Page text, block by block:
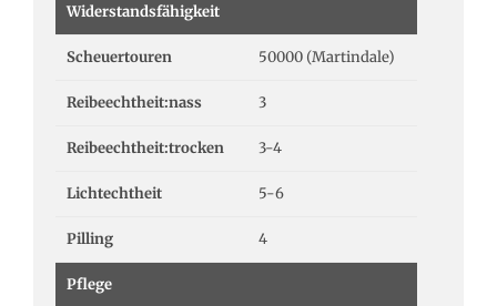
Widerstandsfähigkeit
Scheuertouren 50000 (Martindale)
Reibeechtheit:nass 3
Reibeechtheit:trocken 3-4
Lichtechtheit 5-6
Pilling 4
Pflege